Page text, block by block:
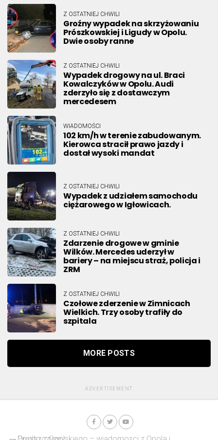
Z OSTATNIEJ CHWILI
Groźny wypadek na skrzyżowaniu
Prószkowskiej i Ligudy w Opolu.
Dwie osoby ranne
Z OSTATNIEJ CHWILI
Wypadek drogowy na ul. Braci
Kowalczyków w Opolu. Audi
zderzyło się z dostawczym
mercedesem
WIADOMOŚCI
102 km/h w terenie zabudowanym.
Kierowca stracił prawo jazdy i
dostał wysoki mandat
Z OSTATNIEJ CHWILI
Wypadek z udziałem samochodu
ciężarowego w Igłowicach.
Z OSTATNIEJ CHWILI
Zdarzenie drogowe w gminie
Wilków. Mercedes uderzył w
bariery – na miejscu straż, policja i
ZRM
Z OSTATNIEJ CHWILI
Czołowe zderzenie w Zimnicach
Wielkich. Trzy osoby trafiły do
szpitala
MORE POSTS
ADVERTISEMENT